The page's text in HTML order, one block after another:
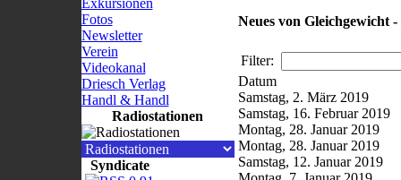
Exkursionen
Fotos
Newsletter
Verein
Videokanal
Driesch Verlag
Handl & Handl
Radiostationen
Syndicate
Neues von Gleichgewicht -
Filter:
Datum
Samstag, 2. März 2019
Samstag, 16. Februar 2019
Montag, 28. Januar 2019
Montag, 28. Januar 2019
Samstag, 12. Januar 2019